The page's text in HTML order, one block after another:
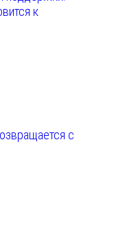
к
с